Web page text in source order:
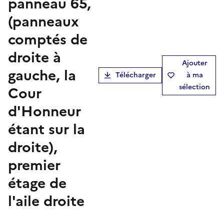
(panneaux
comptés de
droite à
gauche, la
Cour
d'Honneur
étant sur la
droite),
premier
étage de
l'aile droite
Télécharger
Ajouter
à ma
sélection